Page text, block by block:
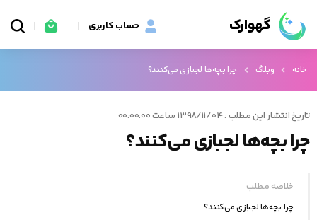
گهوارک حساب کاربری
خانه وبلاگ چرا بچه‌ها لجبازی می‌کنند؟
تاریخ انتشار این مطلب : 1398/11/04 ساعت 00:00:00
چرا بچه‌ها لجبازی می‌کنند؟
خلاصه مطلب
چرا بچه‌ها لجبازی می‌کنند؟